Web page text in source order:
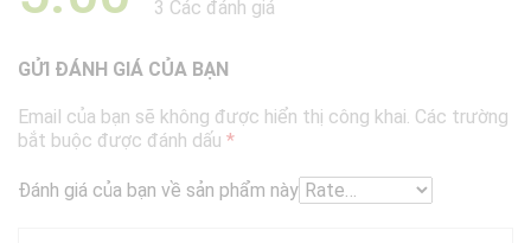
5.00 trên 5
dựa trên
3
đánh giá
3 Các đánh giá
GỬI ĐÁNH GIÁ CỦA BẠN
Email của bạn sẽ không được hiển thị công khai. Các trường
bắt buộc được đánh dấu *
Đánh giá của bạn về sản phẩm này